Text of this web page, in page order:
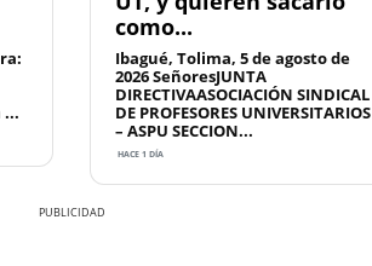
...
como...
Ibagué, Tolima, 5 de agosto de
2026 SeñoresJUNTA
DIRECTIVAASOCIACIÓN SINDICAL
DE PROFESORES UNIVERSITARIOS
– ASPU SECCION...
HACE 1 DÍA